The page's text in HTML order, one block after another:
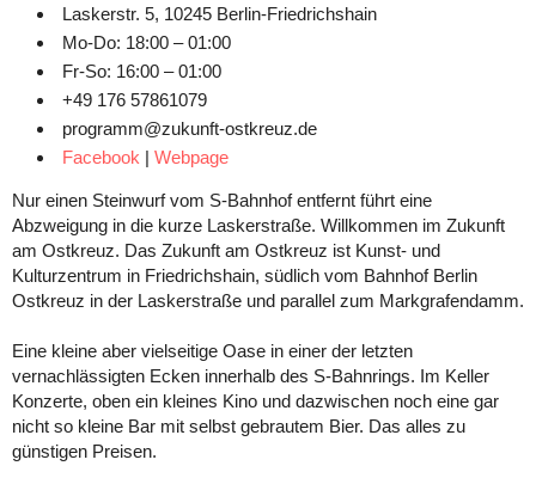
Laskerstr. 5, 10245 Berlin-Friedrichshain
Mo-Do: 18:00 – 01:00
Fr-So: 16:00 – 01:00
+49 176 57861079
programm@zukunft-ostkreuz.de
Facebook | Webpage
Nur einen Steinwurf vom S-Bahnhof entfernt führt eine
Abzweigung in die kurze Laskerstraße. Willkommen im Zukunft
am Ostkreuz. Das Zukunft am Ostkreuz ist Kunst- und
Kulturzentrum in Friedrichshain, südlich vom Bahnhof Berlin
Ostkreuz in der Laskerstraße und parallel zum Markgrafendamm.
Eine kleine aber vielseitige Oase in einer der letzten
vernachlässigten Ecken innerhalb des S-Bahnrings. Im Keller
Konzerte, oben ein kleines Kino und dazwischen noch eine gar
nicht so kleine Bar mit selbst gebrautem Bier. Das alles zu
günstigen Preisen.